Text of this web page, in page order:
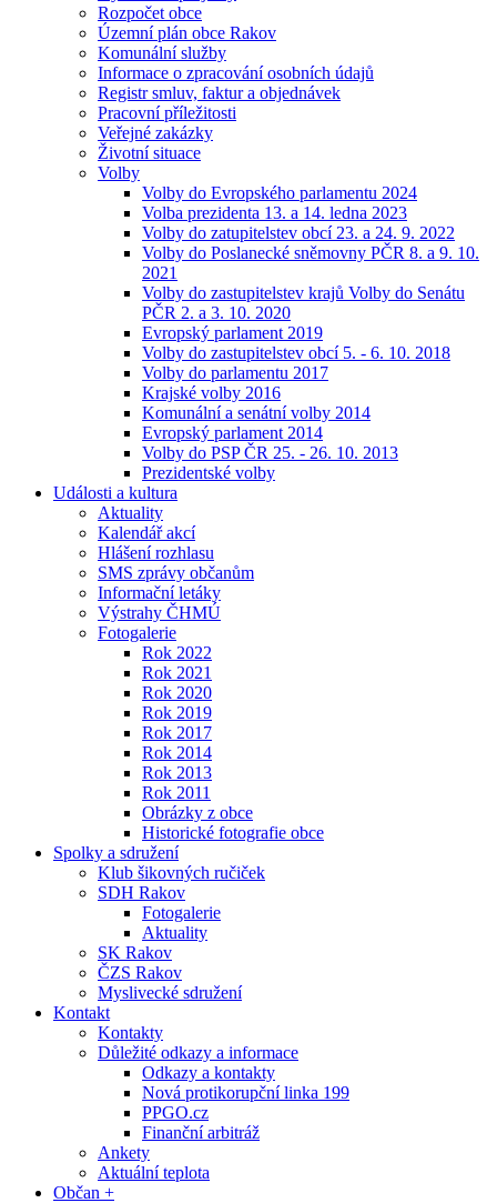
Rozpočet obce
Územní plán obce Rakov
Komunální služby
Informace o zpracování osobních údajů
Registr smluv, faktur a objednávek
Pracovní příležitosti
Veřejné zakázky
Životní situace
Volby
Volby do Evropského parlamentu 2024
Volba prezidenta 13. a 14. ledna 2023
Volby do zatupitelstev obcí 23. a 24. 9. 2022
Volby do Poslanecké sněmovny PČR 8. a 9. 10.
2021
Volby do zastupitelstev krajů Volby do Senátu
PČR 2. a 3. 10. 2020
Evropský parlament 2019
Volby do zastupitelstev obcí 5. - 6. 10. 2018
Volby do parlamentu 2017
Krajské volby 2016
Komunální a senátní volby 2014
Evropský parlament 2014
Volby do PSP ČR 25. - 26. 10. 2013
Prezidentské volby
Události a kultura
Aktuality
Kalendář akcí
Hlášení rozhlasu
SMS zprávy občanům
Informační letáky
Výstrahy ČHMÚ
Fotogalerie
Rok 2022
Rok 2021
Rok 2020
Rok 2019
Rok 2017
Rok 2014
Rok 2013
Rok 2011
Obrázky z obce
Historické fotografie obce
Spolky a sdružení
Klub šikovných ručiček
SDH Rakov
Fotogalerie
Aktuality
SK Rakov
ČZS Rakov
Myslivecké sdružení
Kontakt
Kontakty
Důležité odkazy a informace
Odkazy a kontakty
Nová protikorupční linka 199
PPGO.cz
Finanční arbitráž
Ankety
Aktuální teplota
Občan +